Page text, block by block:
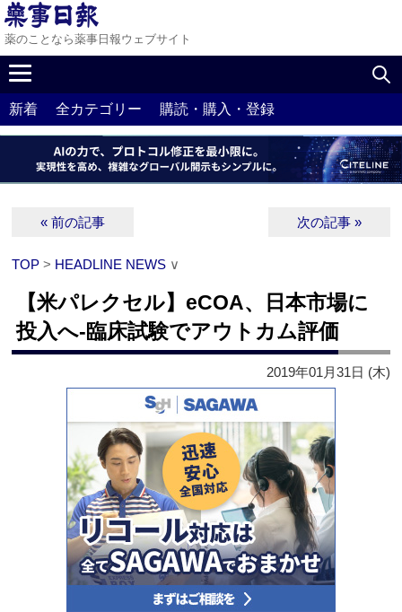
薬のことなら薬事日報ウェブサイト
新着 全カテゴリー 購読・購入・登録
« 前の記事 次の記事 »
TOP > HEADLINE NEWS ∨
【米パレクセル】eCOA、日本市場に
投入へ‐臨床試験でアウトカム評価
2019年01月31日 (木)